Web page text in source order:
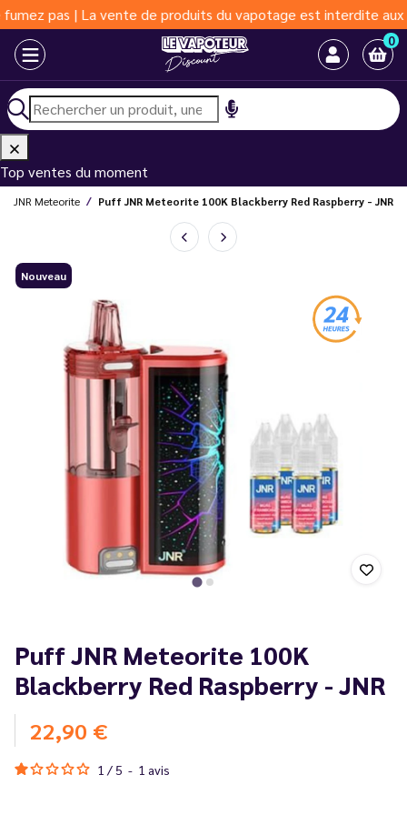
pas | La vente de produits du vapotage est interdite aux
0
Top ventes du moment
JNR Meteorite Puff JNR Meteorite 100K Blackberry Red Raspberry - JNR
Nouveau
Puff JNR Meteorite 100K
Blackberry Red Raspberry - JNR
22,90 €
1 / 5 - 1 avis